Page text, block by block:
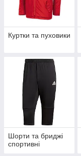
Куртки та пуховики
Шорти та бриджі
спортивні